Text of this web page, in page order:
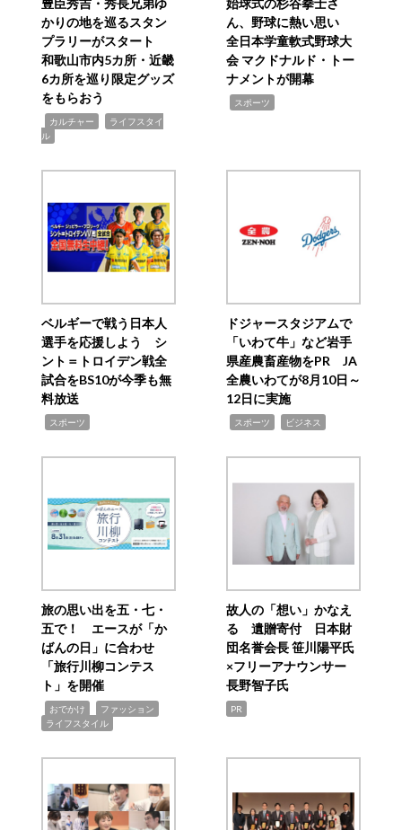
豊臣秀吉・秀長兄弟ゆ
かりの地を巡るスタン
プラリーがスタート
和歌山市内5カ所・近畿
6カ所を巡り限定グッズ
をもらおう
カルチャー
ライフスタイ
ル
始球式の杉谷拳士さ
ん、野球に熱い思い
全日本学童軟式野球大
会 マクドナルド・トー
ナメントが開幕
スポーツ
ベルギーで戦う日本人
選手を応援しよう シ
ント＝トロイデン戦全
試合をBS10が今季も無
料放送
スポーツ
ドジャースタジアムで
「いわて牛」など岩手
県産農畜産物をPR JA
全農いわてが8月10日～
12日に実施
スポーツ ビジネス
旅の思い出を五・七・
五で！ エースが「か
ばんの日」に合わせ
「旅行川柳コンテス
ト」を開催
おでかけ ファッション
ライフスタイル
故人の「想い」かなえ
る 遺贈寄付 日本財
団名誉会長 笹川陽平氏
×フリーアナウンサー
長野智子氏
PR